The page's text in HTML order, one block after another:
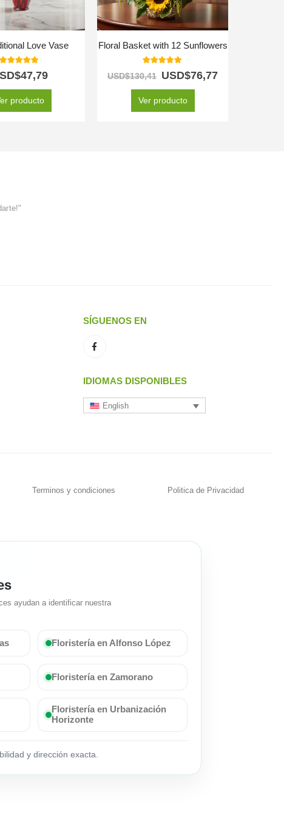
Love Vase
out of 5
47,79
producto
Floral Basket with 12 Sunflowers
out of 5
USD$130,41 USD$76,77
Ver producto
SÍGUENOS EN
IDIOMAS DISPONIBLES
English
Terminos y condiciones Politica de Privacidad
ayudan a identificar nuestra
Floristería en Alfonso López
Floristería en Zamorano
Floristería en Urbanización
Horizonte
y dirección exacta.